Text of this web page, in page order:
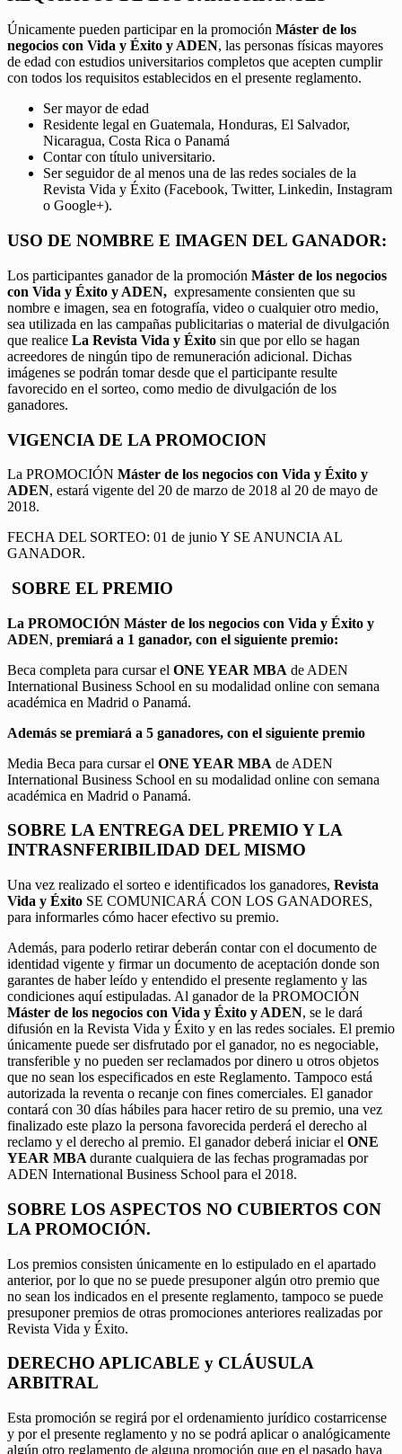
Únicamente pueden participar en la promoción Máster de los
negocios con Vida y Éxito y ADEN, las personas físicas mayores
de edad con estudios universitarios completos que acepten cumplir
con todos los requisitos establecidos en el presente reglamento.
Ser mayor de edad
Residente legal en Guatemala, Honduras, El Salvador,
Nicaragua, Costa Rica o Panamá
Contar con título universitario.
Ser seguidor de al menos una de las redes sociales de la
Revista Vida y Éxito (Facebook, Twitter, Linkedin, Instagram
o Google+).
USO DE NOMBRE E IMAGEN DEL GANADOR:
Los participantes ganador de la promoción Máster de los negocios
con Vida y Éxito y ADEN, expresamente consienten que su
nombre e imagen, sea en fotografía, video o cualquier otro medio,
sea utilizada en las campañas publicitarias o material de divulgación
que realice La Revista Vida y Éxito sin que por ello se hagan
acreedores de ningún tipo de remuneración adicional. Dichas
imágenes se podrán tomar desde que el participante resulte
favorecido en el sorteo, como medio de divulgación de los
ganadores.
VIGENCIA DE LA PROMOCION
La PROMOCIÓN Máster de los negocios con Vida y Éxito y
ADEN, estará vigente del 20 de marzo de 2018 al 20 de mayo de
2018.
FECHA DEL SORTEO: 01 de junio Y SE ANUNCIA AL
GANADOR.
SOBRE EL PREMIO
La PROMOCIÓN Máster de los negocios con Vida y Éxito y
ADEN, premiará a 1 ganador, con el siguiente premio:
Beca completa para cursar el ONE YEAR MBA de ADEN
International Business School en su modalidad online con semana
académica en Madrid o Panamá.
Además se premiará a 5 ganadores, con el siguiente premio
Media Beca para cursar el ONE YEAR MBA de ADEN
International Business School en su modalidad online con semana
académica en Madrid o Panamá.
SOBRE LA ENTREGA DEL PREMIO Y LA
INTRASNFERIBILIDAD DEL MISMO
Una vez realizado el sorteo e identificados los ganadores, Revista
Vida y Éxito SE COMUNICARÁ CON LOS GANADORES,
para informarles cómo hacer efectivo su premio.
Además, para poderlo retirar deberán contar con el documento de
identidad vigente y firmar un documento de aceptación donde son
garantes de haber leído y entendido el presente reglamento y las
condiciones aquí estipuladas. Al ganador de la PROMOCIÓN
Máster de los negocios con Vida y Éxito y ADEN, se le dará
difusión en la Revista Vida y Éxito y en las redes sociales. El premio
únicamente puede ser disfrutado por el ganador, no es negociable,
transferible y no pueden ser reclamados por dinero u otros objetos
que no sean los especificados en este Reglamento. Tampoco está
autorizada la reventa o recanje con fines comerciales. El ganador
contará con 30 días hábiles para hacer retiro de su premio, una vez
finalizado este plazo la persona favorecida perderá el derecho al
reclamo y el derecho al premio. El ganador deberá iniciar el ONE
YEAR MBA durante cualquiera de las fechas programadas por
ADEN International Business School para el 2018.
SOBRE LOS ASPECTOS NO CUBIERTOS CON
LA PROMOCIÓN.
Los premios consisten únicamente en lo estipulado en el apartado
anterior, por lo que no se puede presuponer algún otro premio que
no sean los indicados en el presente reglamento, tampoco se puede
presuponer premios de otras promociones anteriores realizadas por
Revista Vida y Éxito.
DERECHO APLICABLE y CLÁUSULA
ARBITRAL
Esta promoción se regirá por el ordenamiento jurídico costarricense
y por el presente reglamento y no se podrá aplicar o analógicamente
algún otro reglamento de alguna promoción que en el pasado haya